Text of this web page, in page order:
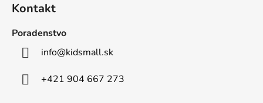
Kontakt
Poradenstvo
info@kidsmall.sk
+421 904 667 273